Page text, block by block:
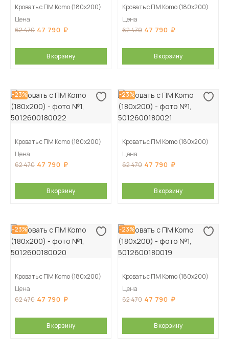
Кровать с ПМ Komo (180х200)
Цена
62 470 47 790
В корзину
Кровать с ПМ Komo (180х200)
Цена
62 470 47 790
В корзину
-23%
Кровать с ПМ Komo (180х200)
Цена
62 470 47 790
В корзину
-23%
Кровать с ПМ Komo (180х200)
Цена
62 470 47 790
В корзину
-23%
Кровать с ПМ Komo (180х200)
Цена
62 470 47 790
В корзину
-23%
Кровать с ПМ Komo (180х200)
Цена
62 470 47 790
В корзину